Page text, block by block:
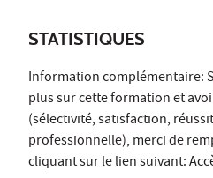
STATISTIQUES
Information complémentaire:
plus sur cette formation et
(sélectivité, satisfaction,
professionnelle), merci de
cliquant sur le lien suivant: